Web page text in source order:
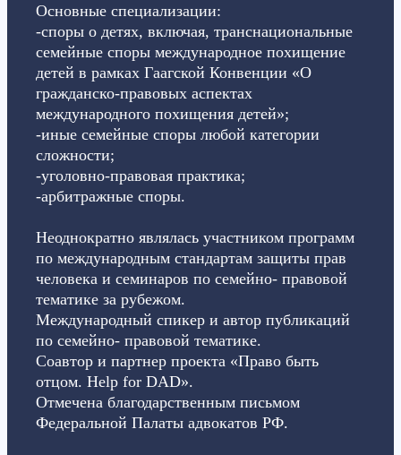
Основные специализации:
-споры о детях, включая, транснациональные
семейные споры международное похищение
детей в рамках Гаагской Конвенции «О
гражданско-правовых аспектах
международного похищения детей»;
-иные семейные споры любой категории
сложности;
-уголовно-правовая практика;
-арбитражные споры.
Неоднократно являлась участником программ
по международным стандартам защиты прав
человека и семинаров по семейно- правовой
тематике за рубежом.
Международный спикер и автор публикаций
по семейно- правовой тематике.
Соавтор и партнер проекта «Право быть
отцом. Help for DAD».
Отмечена благодарственным письмом
Федеральной Палаты адвокатов РФ.